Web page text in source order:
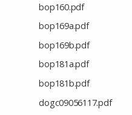
bop160.pdf
bop169a.pdf
bop169b.pdf
bop181a.pdf
bop181b.pdf
dogc09056117.pdf